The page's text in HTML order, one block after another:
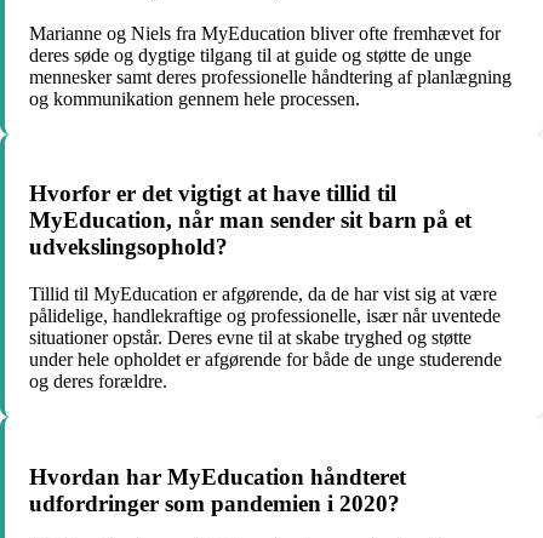
Marianne og Niels fra MyEducation bliver ofte fremhævet for
deres søde og dygtige tilgang til at guide og støtte de unge
mennesker samt deres professionelle håndtering af planlægning
og kommunikation gennem hele processen.
Hvorfor er det vigtigt at have tillid til
MyEducation, når man sender sit barn på et
udvekslingsophold?
Tillid til MyEducation er afgørende, da de har vist sig at være
pålidelige, handlekraftige og professionelle, især når uventede
situationer opstår. Deres evne til at skabe tryghed og støtte
under hele opholdet er afgørende for både de unge studerende
og deres forældre.
Hvordan har MyEducation håndteret
udfordringer som pandemien i 2020?